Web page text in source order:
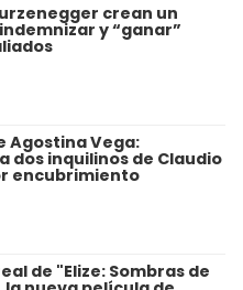
crean un
y “ganar”
Agostina Vega:
dos inquilinos de Claudio
encubrimiento
de "Elize: Sombras de